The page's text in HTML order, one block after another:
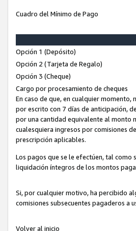
Cuadro del Mínimo de Pago
Opción 1 (Depósito)
Opción 2 (Tarjeta de Regalo)
Opción 3 (Cheque)
Cargo por procesamiento de cheques
En caso de que, en cualquier
por escrito con 7 días de anticipación,
por una cantidad equivalente al monto
cualesquiera ingresos por comisiones
prescripción aplicables.
Los pagos que se le efectúen, tal como
liquidación íntegros de los montos
Si, por cualquier motivo, ha percibido
comisiones subsecuentes pagaderos a
Volver al inicio